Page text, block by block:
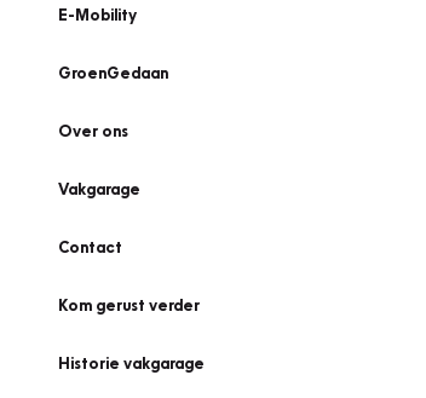
E-Mobility
GroenGedaan
Over ons
Vakgarage
Contact
Kom gerust verder
Historie vakgarage